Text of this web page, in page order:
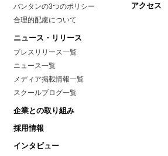
バンタンの3つのポリシー
合理的配慮について
ニュース・リリース
プレスリリース一覧
ニュース一覧
メディア掲載情報一覧
スクールブログ一覧
企業との取り組み
採用情報
インタビュー
アクセス